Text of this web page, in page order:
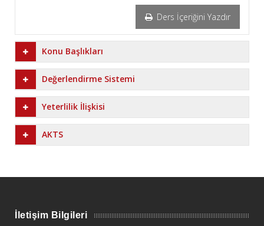
Ders İçeriğini Yazdır
Konu Başlıkları
Değerlendirme Sistemi
Yeterlilik İlişkisi
AKTS
İletişim Bilgileri